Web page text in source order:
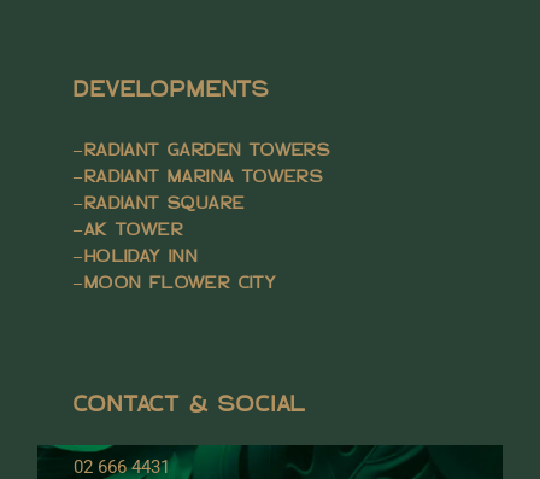
DEVELOPMENTS
– RADIANT GARDEN TOWERS
– RADIANT MARINA TOWERS
– RADIANT SQUARE
–AK TOWER
– HOLIDAY INN
– MOON FLOWER CITY
CONTACT & SOCIAL
02 666 4431